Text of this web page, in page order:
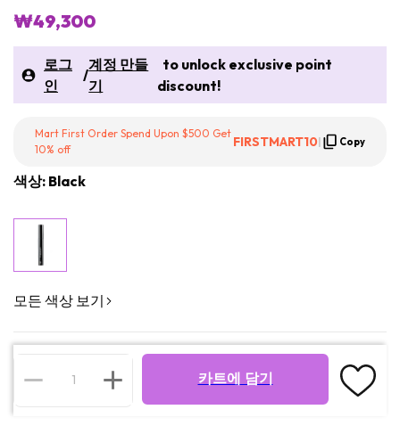
₩49,300
로그
인
/
계정 만들
기
to unlock exclusive point
discount!
Mart First Order Spend Upon $500 Get
10% off
FIRSTMART10 Copy
색상: Black
모든 색상 보기
카트에 담기